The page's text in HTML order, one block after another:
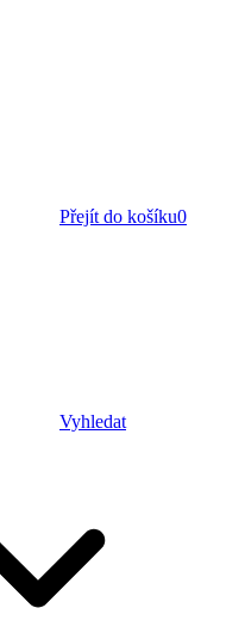
Přejít do košíku0
Vyhledat